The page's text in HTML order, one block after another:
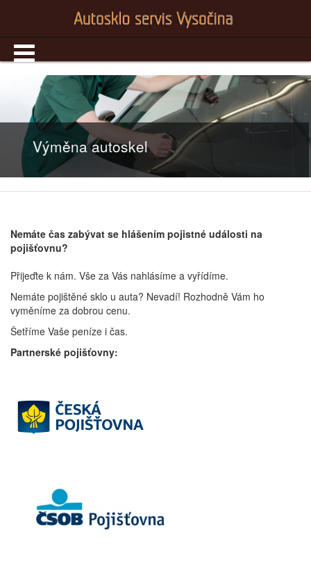
Výměna autoskel
Nemáte čas zabývat se hlášením pojistné události na
pojišťovnu?
Přijeďte k nám. Vše za Vás nahlásíme a vyřídíme.
Nemáte pojištěné sklo u auta? Nevadí! Rozhodně Vám ho
vyměníme za dobrou cenu.
Šetříme Vaše peníze i čas.
Partnerské pojišťovny: